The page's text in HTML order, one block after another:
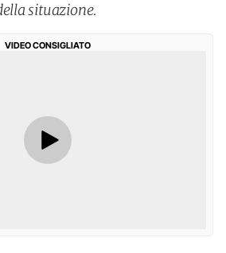
situazione.
VIDEO CONSIGLIATO